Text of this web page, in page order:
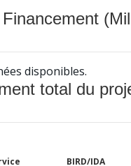
disponibles.
total du
BIRD/IDA